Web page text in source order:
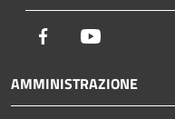
Facebook
AMMINISTRAZIONE